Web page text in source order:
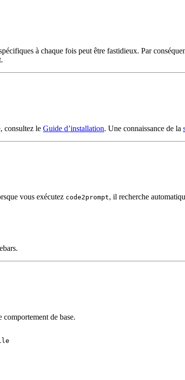
à chaque fois peut être fastidieux. Par
consultez le Guide d’installation. Une connaissance de la
vous exécutez code2prompt, il recherche
de base.